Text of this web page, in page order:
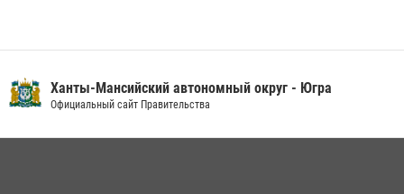
16 июля 2026, 04:54 4
Ханты-Мансийский автономный округ - Югра
Официальный сайт Правительства